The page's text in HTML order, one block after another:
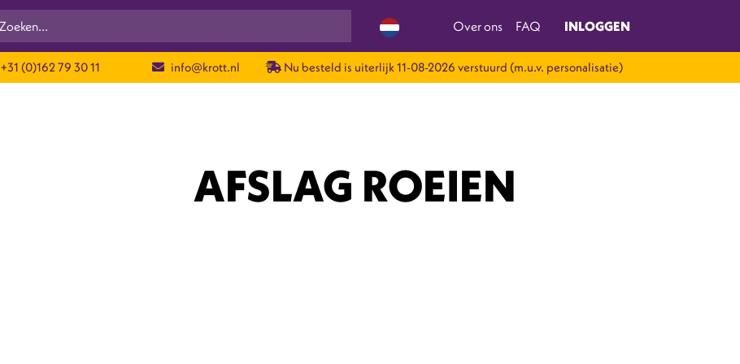
Over ons FAQ INLOGGEN
+31 (0)162 79 30 11 info@krott.nl Nu besteld is uiterlijk 11-08-2026 verstuurd (m.u.v. personalisatie)
AFSLAG ROEIEN